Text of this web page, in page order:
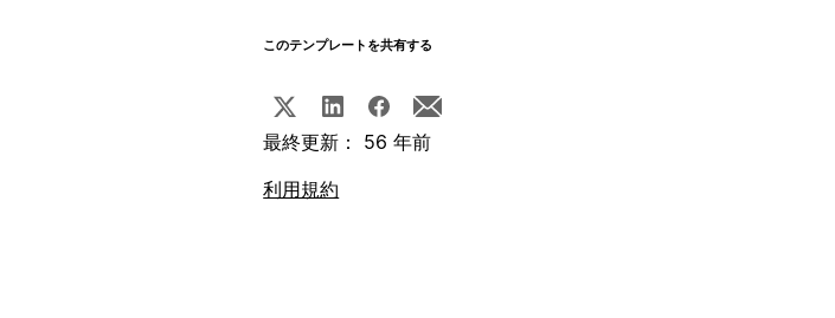
このテンプレートを共有する
最終更新： 56 年前
利用規約